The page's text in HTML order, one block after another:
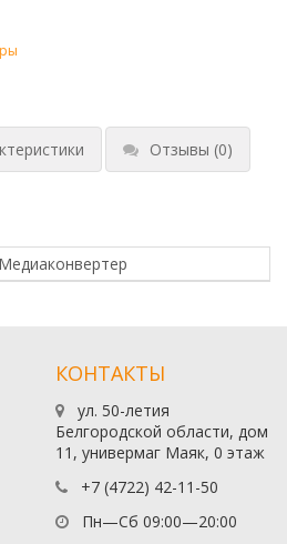
Отзывы (0)
Медиаконвертер
КОНТАКТЫ
ул. 50-летия
Белгородской области, дом
11, универмаг Маяк, 0 этаж
+7 (4722) 42-11-50
Пн—Сб 09:00—20:00